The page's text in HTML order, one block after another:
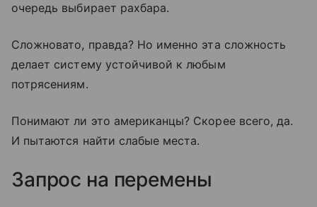
очередь выбирает рахбара.
Сложновато, правда? Но именно эта сложность
делает систему устойчивой к любым
потрясениям.
Понимают ли это американцы? Скорее всего, да.
И пытаются найти слабые места.
Запрос на перемены